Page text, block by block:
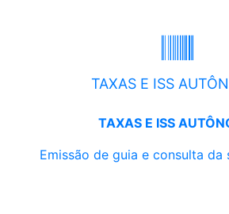
TAXAS E ISS
TAXAS E ISS
Emissão de guia e consulta da